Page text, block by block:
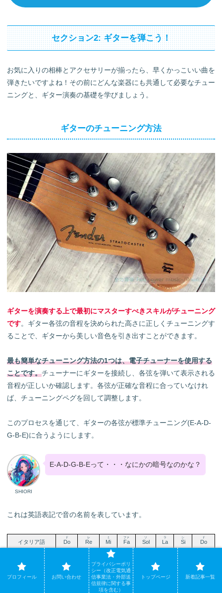
セクション2: ギターを弾こう！
お気に入りの相棒とアクセサリーが揃ったら、早くかっこいい曲を
弾きたいですよね！その前にどんな楽器にも共通して必要なチュー
ニングと、ギター演奏の基礎を学びましょう。
ギターのチューニング方法
ギターを演奏する上で最初にマスターすべきスキルがチューニング
です。ギター各弦の音程を決められた高さに正しくチューニングす
ることで、ギターから美しい音色を引き出すことができます。
最も簡単なチューニング方法の1つは、電子チューナーを使用する
ことです。チューナーにギターを接続し、各弦を弾いて表示される
音程が正しいか確認します。各弦が正確な音程に合っていなけれ
ば、チューニングペグを回して調整します。
このプロセスを通じて、ギターの各弦が標準チューニング(E-A-D-
G-B-E)に合うようにします。
SHIORI
E-A-D-G-B-Eって・・・なにかの暗号なのかな？
これは英語表記で音の名前を表しています。
イタリア語 Do
ド
Re
レ
Mi
ミ
Fa
ファ
Sol
ソ
La
ラ
Si
シ
Do
ド
D
ディー
E
イー
ドイツ語 C
ツェー
D
デー
E
エー
F
エフ
C
ツェー
ニ ホ ヘ
プロフィール お問い合わせ
プライバシーポリ
シー（改正電気通
信事業法・外部送
信規律に関する事
項を含む）
トップページ 新着記事一覧